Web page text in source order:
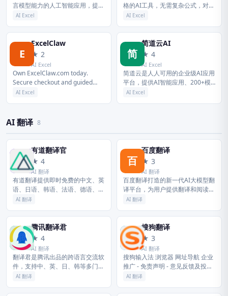
言模型能力的人工智能应用，提供
智能文档写作、长文阅读处理与人
有自动生成 PPT、表格分...
AI Excel
格的AI工具，无需复杂公式，对话
即可完成数据整理、统计、分析，
格操作门槛。
AI Excel
E
ExcelClaw
★ 2
AI Excel
Own ExcelClaw.com today.
Secure checkout and guided
transfer support. No hidd...
AI Excel
简
简道云AI
★ 4
AI Excel
简道云是人人可用的企业级AI应用
平台，提供AI智能应用、200+模
板，不使用代码就能搭建个性化的
AI Excel
AI 翻译 8
有
有道翻译官
★ 4
AI 翻译
有道翻译提供即时免费的中文、英
语、日语、韩语、法语、德语、俄
语、西班牙语、葡萄牙语、越南
泰语全文翻译、网页翻译、文档翻
译、P...
AI 翻译
百
百度翻译
★ 3
AI 翻译
百度翻译打造的新一代AI大模型翻
译平台，为用户提供翻译和阅读外
文场景的一站式智能解决方案，支
语、法语等203种语言，包括文档
翻...
AI 翻译
腾
腾讯翻译君
★ 4
AI 翻译
翻译君是腾讯出品的跨语言交流软
件，支持中、英、日、韩等多门语
言，具有翻译准确、高效，稳定的
交流、国际办公等情境，给你带来
AI 翻译
搜
搜狗翻译
★ 3
AI 翻译
搜狗输入法 浏览器 网址导航 企业
推广 - 免责声明 - 意见反馈及投诉
- 隐私政策 药品医疗器械网络信息
（2021）第0...
AI 翻译